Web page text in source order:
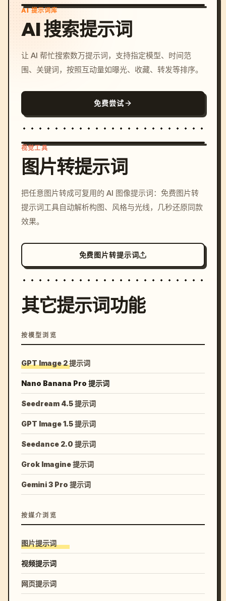
AI 提示词库
AI 搜索提示词
让 AI 帮忙搜索数万提示词，支持指定模型、时间范
围、关键词，按照互动量如曝光、收藏、转发等排序。
免费尝试
c, cyberpunk sunset, neon
colors, 8k --v 6.0
视觉工具
图片转提示词
把任意图片转成可复用的 AI 图像提示词：免费图片转
提示词工具自动解析构图、风格与光线，几秒还原同款
效果。
免费图片转提示词
其它提示词功能
按模型浏览
GPT Image 2 提示词
Nano Banana Pro 提示词
Seedream 4.5 提示词
GPT Image 1.5 提示词
Seedance 2.0 提示词
Grok Imagine 提示词
Gemini 3 Pro 提示词
按媒介浏览
图片提示词
视频提示词
网页提示词